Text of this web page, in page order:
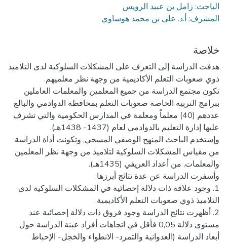
الباحث: زامل بن عبيد الرويس
المشرف: أ.د. علي بن محمد هوساوي
خلاصة
هدفت الدراسة إلى التعرف على المشكلات السلوكية لدى التلاميذ
تكون مجتمع الدراسة من جميع المعلمين والمعلمات العاملين
ببرامج التربية الخاصة صعوبات التعلم بمحافظة الدوادمي والبالغ
عددهم (40) معلماً ومعلمة في المدارس الحكومية والتي تشرف
وإستخدم الباحث المنهج الوصفي المسحي, وتكونت أداة الدراسة
من مقياس المشكلات السلوكية لتلاميذ من وجهة نظر المعلمين
1. وجود علاقة ذات دلالة إحصائية في المشكلات السلوكية لدى
2. أظهرت نتائج الدراسة وجود فروق ذات دلالة إحصائية عند
مستوى دلالة 0,05 فأقل في اتجاهات أفراد عينة الدراسة حول
أبعاد الدراسة (العدوانية والتمرد- الانطواء والخجل- الإحباط